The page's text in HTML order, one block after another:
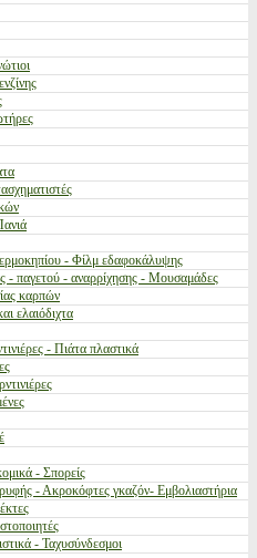
- Φίλμ εδαφοκάλυψης
- παγετού - αναρρίχησης - Μουσαμάδες
καρπών
ελαιόδιχτα
- Πιάτα πλαστικά
- Σπορείς
- Ακροκόφτες γκαζόν- Εμβολιαστήρια
- Ταχυσύνδεσμοι